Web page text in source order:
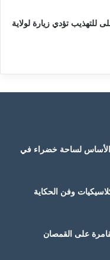
للتهذيب تؤدي زيارة لولاية
لساحة خضراء في
وفن الحكاية
على القمصان